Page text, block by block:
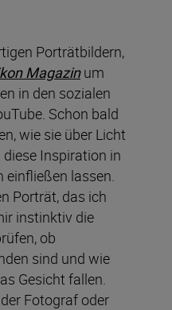
Porträtbildern,
Magazin um
in den sozialen
Schon bald
wie sie über Licht
Inspiration in
einfließen lassen.
Porträt, das ich
instinktiv die
ob
sind und wie
Gesicht fallen.
Fotograf oder